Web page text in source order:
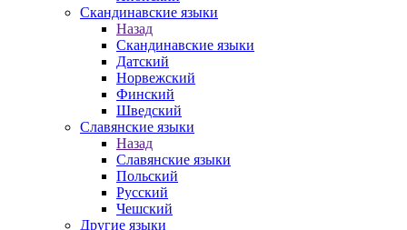
Скандинавские языки
Назад
Скандинавские языки
Датский
Норвежский
Финский
Шведский
Славянские языки
Назад
Славянские языки
Польский
Русский
Чешский
Другие языки